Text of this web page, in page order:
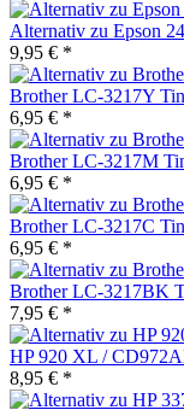
Alternativ zu Epson
9,95 € *
Brother LC-3217Y
6,95 € *
Brother LC-3217M
6,95 € *
Brother LC-3217C
6,95 € *
Brother LC-3217BK
7,95 € *
HP 920 XL /
8,95 € *